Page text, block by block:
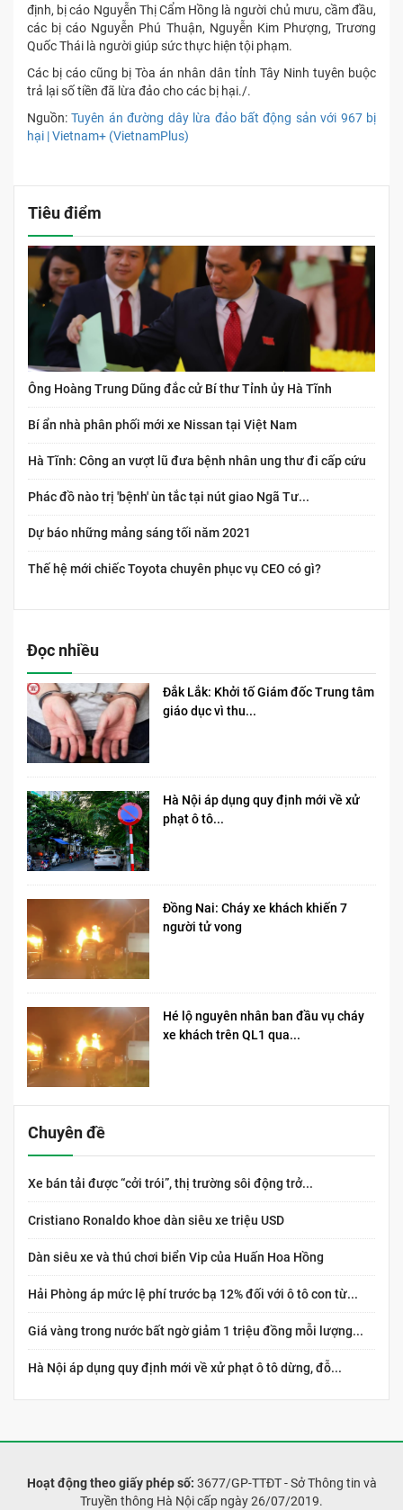
định, bị cáo Nguyễn Thị Cẩm Hồng là người chủ mưu, cầm đầu,
các bị cáo Nguyễn Phú Thuận, Nguyễn Kim Phượng, Trương
Quốc Thái là người giúp sức thực hiện tội phạm.
Các bị cáo cũng bị Tòa án nhân dân tỉnh Tây Ninh tuyên buộc
trả lại số tiền đã lừa đảo cho các bị hại./.
Nguồn:Tuyên án đường dây lừa đảo bất động sản với 967 bị
hại | Vietnam+ (VietnamPlus)
Tiêu điểm
Ông Hoàng Trung Dũng đắc cử Bí thư Tỉnh ủy Hà Tĩnh
Bí ẩn nhà phân phối mới xe Nissan tại Việt Nam
Hà Tĩnh: Công an vượt lũ đưa bệnh nhân ung thư đi cấp cứu
Phác đồ nào trị 'bệnh' ùn tắc tại nút giao Ngã Tư...
Dự báo những mảng sáng tối năm 2021
Thế hệ mới chiếc Toyota chuyên phục vụ CEO có gì?
Đọc nhiều
Đắk Lắk: Khởi tố Giám đốc Trung tâm
giáo dục vì thu...
Hà Nội áp dụng quy định mới về xử
phạt ô tô...
Đồng Nai: Cháy xe khách khiến 7
người tử vong​
Hé lộ nguyên nhân ban đầu vụ cháy
xe khách trên QL1 qua...
Chuyên đề
Xe bán tải được “cởi trói”, thị trường sôi động trở...
Cristiano Ronaldo khoe dàn siêu xe triệu USD
Dàn siêu xe và thú chơi biển Vip của Huấn Hoa Hồng
Hải Phòng áp mức lệ phí trước bạ 12% đối với ô tô con từ...
Giá vàng trong nước bất ngờ giảm 1 triệu đồng mỗi lượng...
Hà Nội áp dụng quy định mới về xử phạt ô tô dừng, đỗ...
Hoạt động theo giấy phép số: 3677/GP-TTĐT - Sở Thông tin và
Truyền thông Hà Nội cấp ngày 26/07/2019.